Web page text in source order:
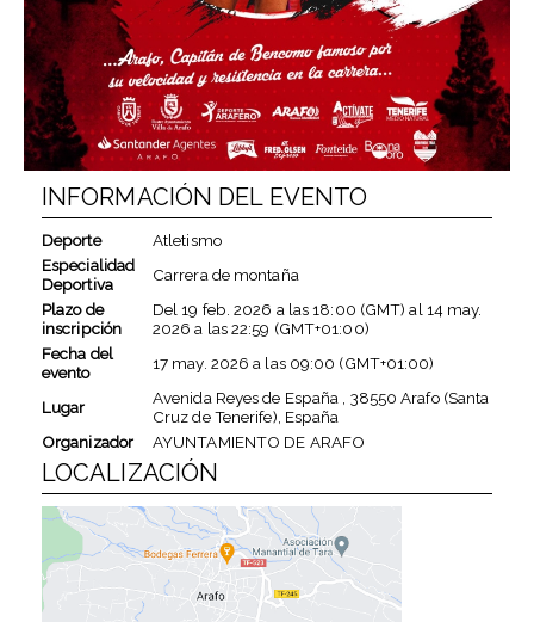
INFORMACIÓN DEL EVENTO
Deporte
Atletismo
Especialidad
Deportiva
Carrera de montaña
Plazo de
inscripción
Del19 feb. 2026 a las18:00 (GMT) al14 may.
2026 a las22:59 (GMT+01:00)
Fecha del
evento
17 may. 2026 a las 09:00 (GMT+01:00)
Lugar
Avenida Reyes de España , 38550 Arafo (Santa
Cruz de Tenerife), España
Organizador
AYUNTAMIENTO DE ARAFO
LOCALIZACIÓN